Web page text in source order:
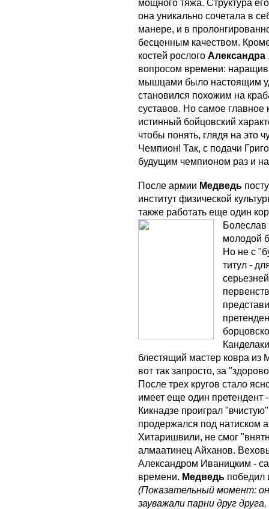
мощного тяжа. Структура
она уникально сочетала в
манере, и в
бесценным качеством.
костей рослого Александра
вопросом времени:
мышцами было настоящим
становился похожим на
суставов. Но самое главное
истинный бойцовский
чтобы понять, глядя на это
Чемпион! Так, с подачи
будущим чемпионом раз и
После армии Медведь
институт физической
также работать еще один
молодой
Но не с
титул -
блестящий мастер ковра из
вот так запросто, за
После трех кругов стало
имеет еще один претендент
Кикнадзе проиграл
продержался под натиском
Хитаришвили, не смог
алмаатинец Айханов.
Александром Иваницким -
времени. Медведь победил
(Показательный момент:
зауважали парни друг